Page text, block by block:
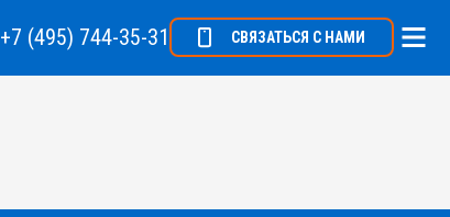
+7 (495) 744-35-31 СВЯЗАТЬСЯ С НАМИ